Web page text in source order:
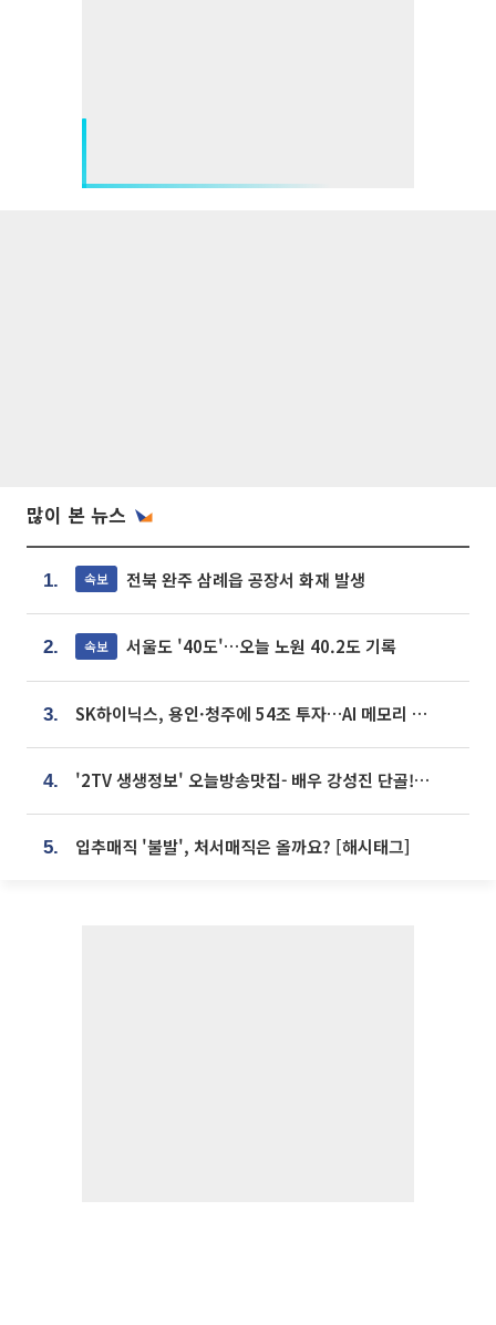
많이 본 뉴스
1. 속보 전북 완주 삼례읍 공장서 화재 발생
2. 속보 서울도 '40도'…오늘 노원 40.2도 기록
3. SK하이닉스, 용인·청주에 54조 투자…AI 메모리 생산기지 키운다
4. '2TV 생생정보' 오늘방송맛집- 배우 강성진 단골! 쌀국수ㆍ푸팟퐁 커리 맛집 '블○○○'
5. 입추매직 '불발', 처서매직은 올까요? [해시태그]